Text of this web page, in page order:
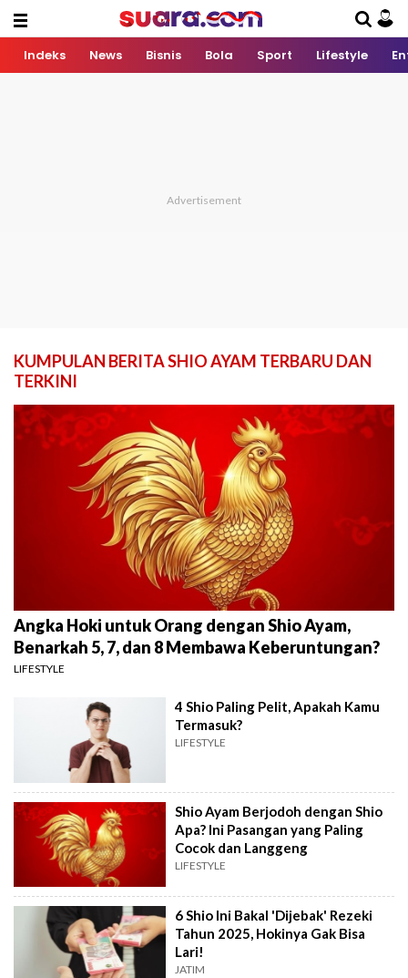
Indeks News Bisnis Bola Sport Lifestyle
KUMPULAN BERITA SHIO AYAM TERBARU DAN
TERKINI
Angka Hoki untuk Orang dengan Shio Ayam,
Benarkah 5, 7, dan 8 Membawa Keberuntungan?
LIFESTYLE
4 Shio Paling Pelit, Apakah Kamu
Termasuk?
LIFESTYLE
Shio Ayam Berjodoh dengan Shio
Apa? Ini Pasangan yang Paling
Cocok dan Langgeng
LIFESTYLE
6 Shio Ini Bakal 'Dijebak' Rezeki
Tahun 2025, Hokinya Gak Bisa
Lari!
JATIM